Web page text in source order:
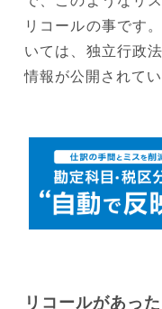
リコールの事です
いては、独立行政
情報が公開されてい
リコールがあっ